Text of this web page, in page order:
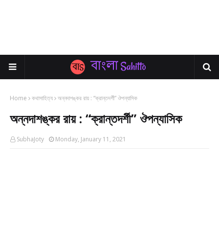
Home কথাসাহিত্য অন্নদাশঙ্কর রায় : “ক্রান্তদর্শী” ঔপন্যাসিক
অন্নদাশঙ্কর রায় : “ক্রান্তদর্শী” ঔপন্যাসিক
SubhaJoty Monday, January 11, 2021